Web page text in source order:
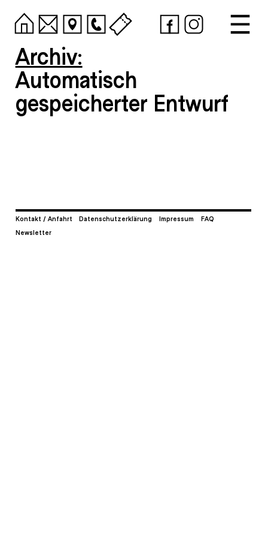
Archiv:
Automatisch
gespeicherter Entwurf
Kontakt / Anfahrt Datenschutzerklärung Impressum
FAQ
Newsletter